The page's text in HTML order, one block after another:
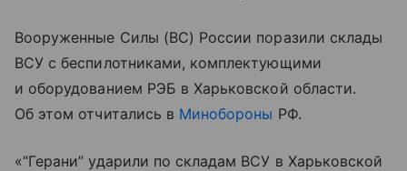
Вооруженные Силы (ВС) России поразили склады
ВСУ с беспилотниками, комплектующими
и оборудованием РЭБ в Харьковской области.
Об этом отчитались в Минобороны РФ.
«“Герани” ударили по складам ВСУ в Харьковской